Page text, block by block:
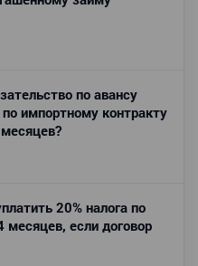
по авансу
импортному контракту
20% налога по
месяцев, если договор